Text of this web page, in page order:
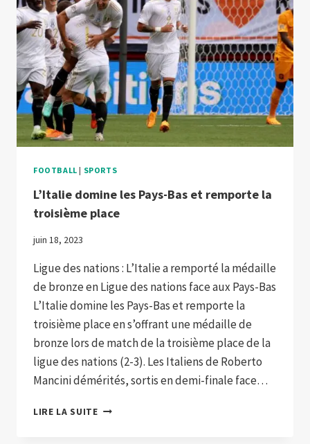
NATIONS
FACE
À
LA
CROATIE
FOOTBALL | SPORTS
L’Italie domine les Pays-Bas et remporte la
troisième place
juin 18, 2023
Ligue des nations : L’Italie a remporté la médaille
de bronze en Ligue des nations face aux Pays-Bas
L’Italie domine les Pays-Bas et remporte la
troisième place en s’offrant une médaille de
bronze lors de match de la troisième place de la
ligue des nations (2-3). Les Italiens de Roberto
Mancini démérités, sortis en demi-finale face…
LIRE LA SUITEL’ITALIE